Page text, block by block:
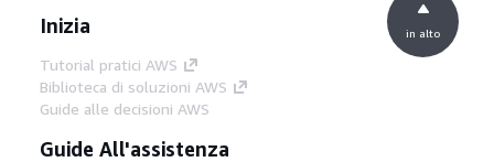
Inizia
Tutorial pratici AWS
Biblioteca di soluzioni AWS
Guide alle decisioni AWS
Guide All'assistenza
in alto